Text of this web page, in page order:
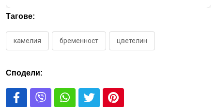
Тагове:
камелия бременност цветелин
Сподели: